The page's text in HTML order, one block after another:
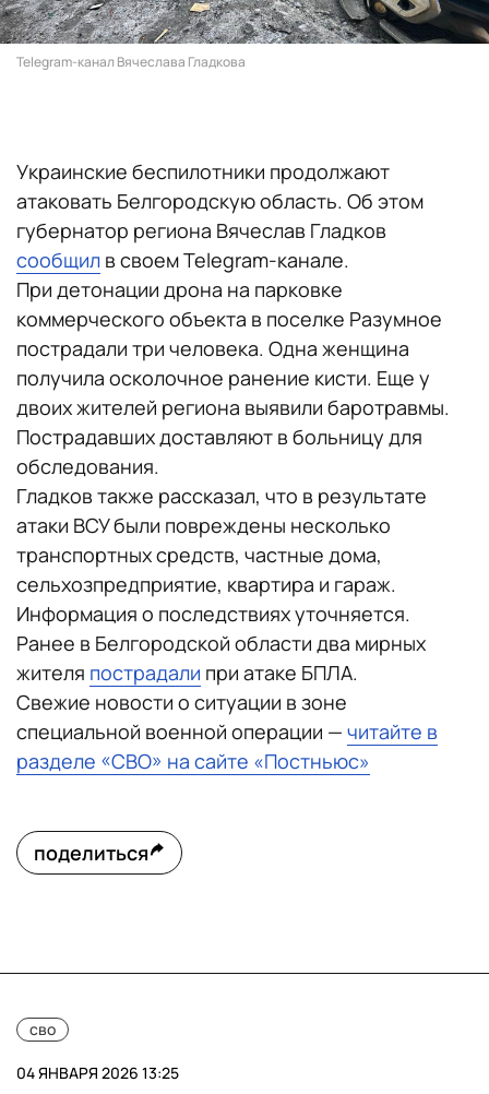
Telegram-канал Вячеслава Гладкова
Украинские беспилотники продолжают
атаковать Белгородскую область. Об этом
губернатор региона Вячеслав Гладков
сообщил в своем Telegram-канале.
При детонации дрона на парковке
коммерческого объекта в поселке Разумное
пострадали три человека. Одна женщина
получила осколочное ранение кисти. Еще у
двоих жителей региона выявили баротравмы.
Пострадавших доставляют в больницу для
обследования.
Гладков также рассказал, что в результате
атаки ВСУ были повреждены несколько
транспортных средств, частные дома,
сельхозпредприятие, квартира и гараж.
Информация о последствиях уточняется.
Ранее в Белгородской области два мирных
жителя пострадали при атаке БПЛА.
Свежие новости о ситуации в зоне
специальной военной операции — читайте в
разделе «СВО» на сайте «Постньюс»
поделиться
сво
04 ЯНВАРЯ 2026 13:25